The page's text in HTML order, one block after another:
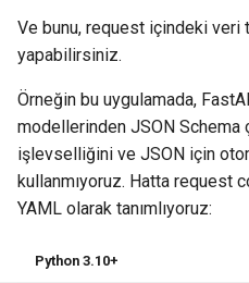
Ve bunu, request içindeki veri
yapabilirsiniz.
Örneğin bu uygulamada,
modellerinden JSON Schema
işlevselliğini ve JSON için
kullanmıyoruz. Hatta request
YAML olarak tanımlıyoruz:
Python 3.10+